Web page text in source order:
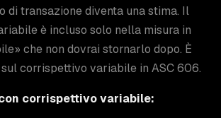
di transazione diventa una stima. Il
è incluso solo nella misura in
che non dovrai stornarlo dopo. È
corrispettivo variabile in ASC 606.
corrispettivo variabile: